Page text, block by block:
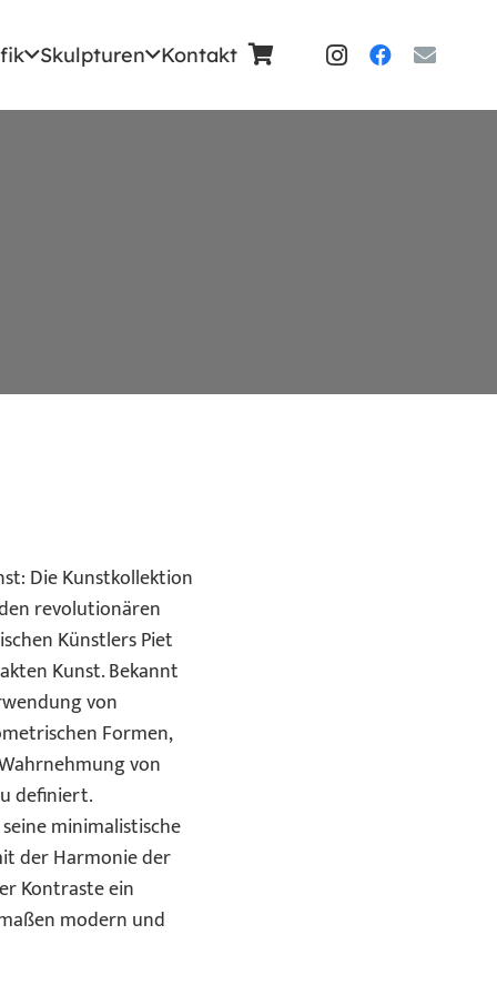
Skulpturen Kontakt
Die Kunstkollektion
revolutionären
Künstlers Piet
Kunst. Bekannt
von
Formen,
von
definiert.
minimalistische
der Harmonie der
Kontraste ein
modern und